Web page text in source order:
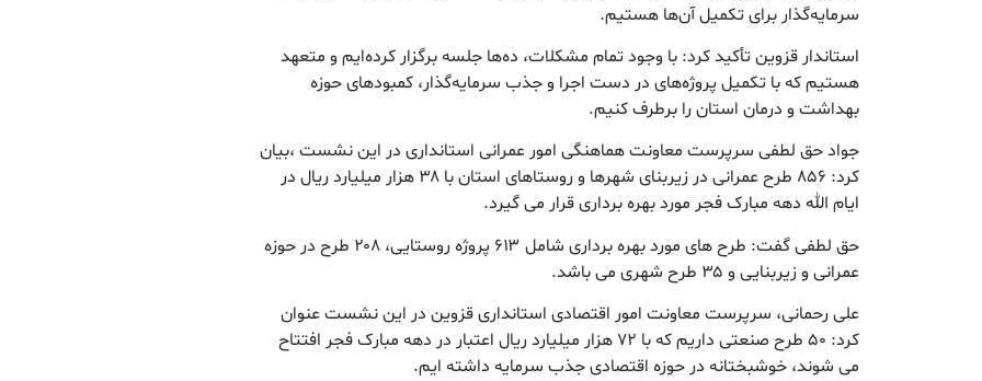
سرمایه‌گذار برای تکمیل آن‌ها هستیم.
استاندار قزوین تأکید کرد: با وجود تمام مشکلات، ده‌ها جلسه برگزار کرده‌ایم و متعهد
هستیم که با تکمیل پروژه‌های در دست اجرا و جذب سرمایه‌گذار، کمبودهای حوزه
بهداشت و درمان استان را برطرف کنیم.
جواد حق لطفی سرپرست معاونت هماهنگی امور عمرانی استانداری در این نشست ،بیان
کرد: ۸۵۶ طرح عمرانی در زیربنای شهرها و روستاهای استان با ۳۸ هزار میلیارد ریال در
ایام الله دهه مبارک فجر مورد بهره برداری قرار می گیرد.
حق لطفی گفت: طرح های مورد بهره برداری شامل ۶۱۳ پروژه روستایی، ۲۰۸ طرح در حوزه
عمرانی و زیربنایی و ۳۵ طرح شهری می باشد.
علی رحمانی، سرپرست معاونت امور اقتصادی استانداری قزوین در این نشست عنوان
کرد: ۵۰ طرح صنعتی داریم که با ۷۲ هزار میلیارد ریال اعتبار در دهه مبارک فجر افتتاح
می شوند، خوشبختانه در حوزه اقتصادی جذب سرمایه داشته ایم.